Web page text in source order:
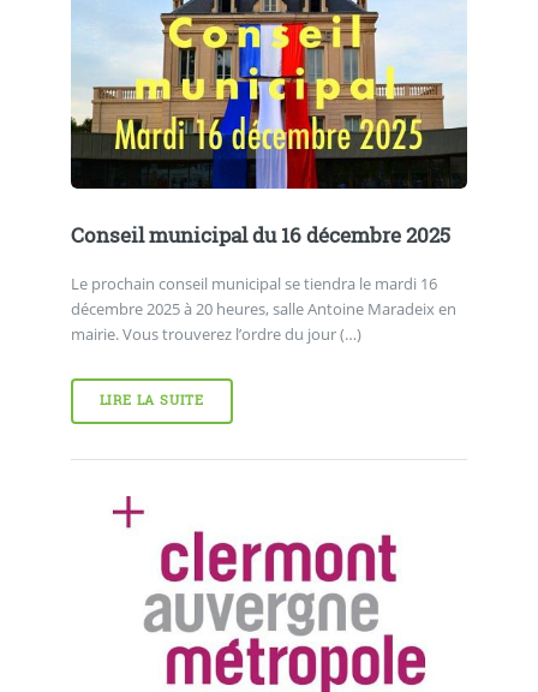
Conseil municipal du 16 décembre 2025
Le prochain conseil municipal se tiendra le mardi 16
décembre 2025 à 20 heures, salle Antoine Maradeix en
mairie. Vous trouverez l’ordre du jour (…)
LIRE LA SUITE